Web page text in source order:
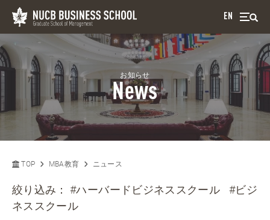
EN
お知らせ
News
TOP MBA教育 ニュース
絞り込み：#ハーバードビジネススクール
#ビジ
ネススクール